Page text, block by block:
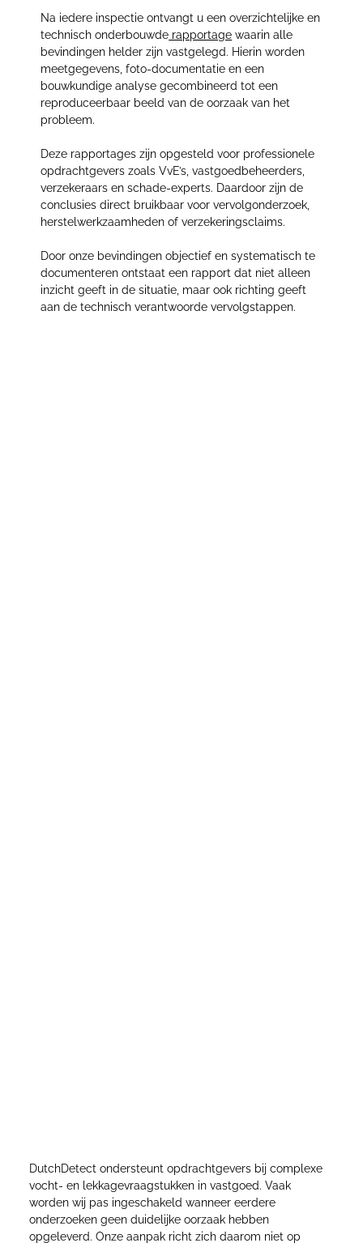
Na iedere inspectie ontvangt u een overzichtelijke en
technisch onderbouwde rapportage waarin alle
bevindingen helder zijn vastgelegd. Hierin worden
meetgegevens, foto-documentatie en een
bouwkundige analyse gecombineerd tot een
reproduceerbaar beeld van de oorzaak van het
probleem.
Deze rapportages zijn opgesteld voor professionele
opdrachtgevers zoals VvE’s, vastgoedbeheerders,
verzekeraars en schade-experts. Daardoor zijn de
conclusies direct bruikbaar voor vervolgonderzoek,
herstelwerkzaamheden of verzekeringsclaims.
Door onze bevindingen objectief en systematisch te
documenteren ontstaat een rapport dat niet alleen
inzicht geeft in de situatie, maar ook richting geeft
aan de technisch verantwoorde vervolgstappen.
DutchDetect ondersteunt opdrachtgevers bij complexe
vocht- en lekkagevraagstukken in vastgoed. Vaak
worden wij pas ingeschakeld wanneer eerdere
onderzoeken geen duidelijke oorzaak hebben
opgeleverd. Onze aanpak richt zich daarom niet op